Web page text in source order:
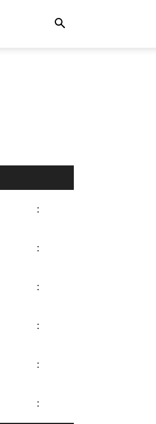
:
:
:
:
:
: